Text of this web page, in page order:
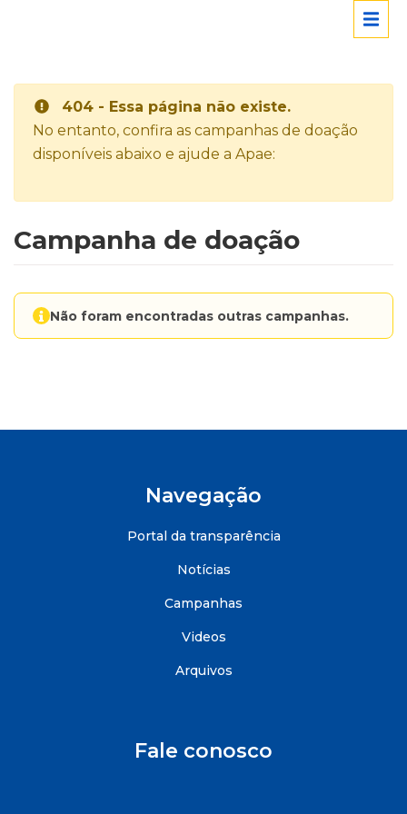
404 - Essa página não existe.
No entanto, confira as campanhas de doação
disponíveis abaixo e ajude a Apae:
Campanha de doação
Não foram encontradas outras campanhas.
Navegação
Portal da transparência
Notícias
Campanhas
Videos
Arquivos
Fale conosco